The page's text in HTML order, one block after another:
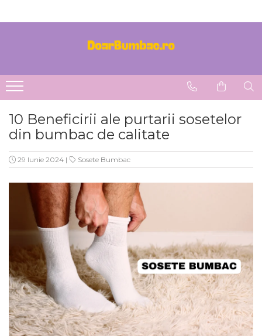
SET 5 Prosoape 100% Bumbac
10 Beneficirii ale purtarii sosetelor
din bumbac de calitate
29 Iunie 2024 | Sosete Bumbac